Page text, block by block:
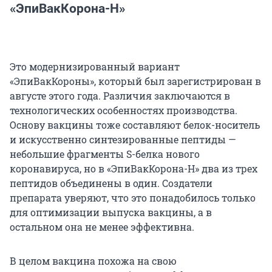
«ЭпиВакКорона-Н»
Это модернизированный вариант
«ЭпиВакКороны», который был зарегистрирован в
августе этого года. Различия заключаются в
технологических особенностях производства.
Основу вакцины тоже составляют белок-носитель
и искусственно синтезированные пептиды —
небольшие фрагменты S-белка нового
коронавируса, но в «ЭпиВакКорона-Н» два из трех
пептидов объединены в один. Создатели
препарата уверяют, что это понадобилось только
для оптимизации выпуска вакцины, а в
остальном она не менее эффективна.
В целом вакцина похожа на свою